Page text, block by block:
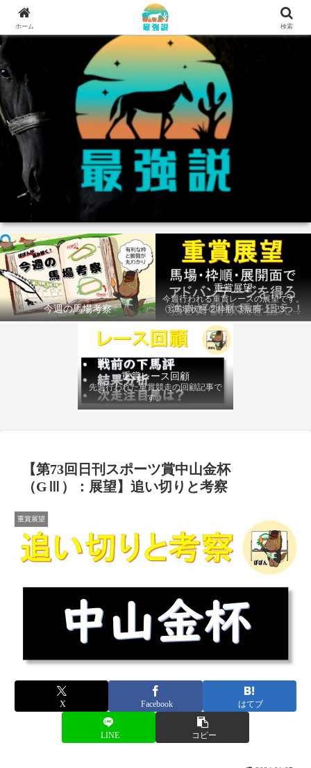
今週の馬場考察
重賞展望
今週行われる重賞レースの展望です。
①馬場状態 ②枠順 ③展開 上記3つの
ファクターから有利にレースを運べる
馬を導き、追い切りの動きを加味して
最終評価を下します。
重賞レース回顧
先週行われた重賞競走の回顧記事で
す。
【第73回日刊スポーツ賞中山金杯
（GⅢ）：展望】追い切りと考察
重賞展望
X Facebook はてブ
LINE コピー
ホーム 検索